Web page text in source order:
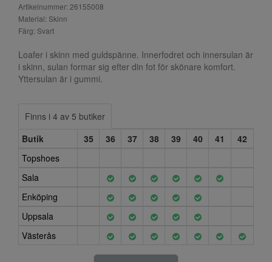
Artikelnummer: 26155008
Material: Skinn
Färg: Svart
Loafer i skinn med guldspänne. Innerfodret och innersulan är
i skinn, sulan formar sig efter din fot för skönare komfort.
Yttersulan är i gummi.
Finns i 4 av 5 butiker
Butik
35 36 37 38 39 40 41
42
Topshoes
Sala
Enköping
Uppsala
Västerås